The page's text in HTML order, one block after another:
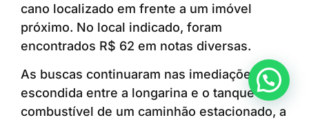
cano localizado em frente a um imóvel
próximo. No local indicado, foram
encontrados R$ 62 em notas diversas.
As buscas continuaram nas imediações e,
escondida entre a longarina e o tanque de
combustível de um caminhão estacionado, a
Anunciar ou recomendar matéria